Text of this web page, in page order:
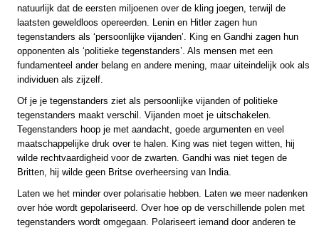
natuurlijk dat de eersten miljoenen over de kling joegen, terwijl de
laatsten geweldloos opereerden. Lenin en Hitler zagen hun
tegenstanders als ‘persoonlijke vijanden’. King en Gandhi zagen hun
opponenten als ‘politieke tegenstanders’. Als mensen met een
fundamenteel ander belang en andere mening, maar uiteindelijk ook als
individuen als zijzelf.
Of je je tegenstanders ziet als persoonlijke vijanden of politieke
tegenstanders maakt verschil. Vijanden moet je uitschakelen.
Tegenstanders hoop je met aandacht, goede argumenten en veel
maatschappelijke druk over te halen. King was niet tegen witten, hij
wilde rechtvaardigheid voor de zwarten. Gandhi was niet tegen de
Britten, hij wilde geen Britse overheersing van India.
Laten we het minder over polarisatie hebben. Laten we meer nadenken
over hóe wordt gepolariseerd. Over hoe op de verschillende polen met
tegenstanders wordt omgegaan. Polariseert iemand door anderen te